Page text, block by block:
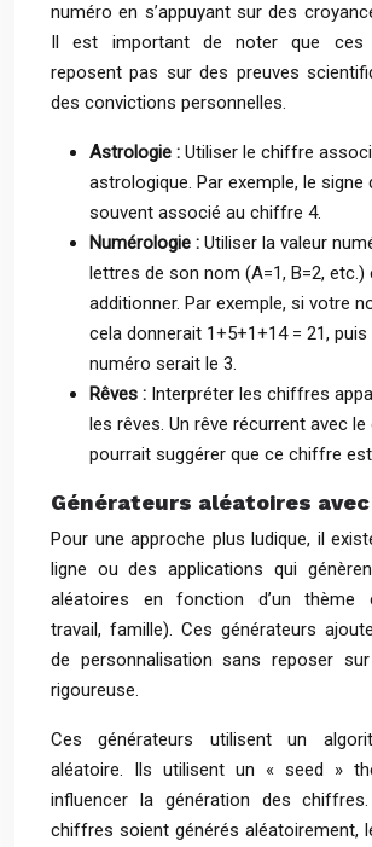
numéro en s’appuyant sur des
Il est important de noter que ces
reposent pas sur des preuves
des convictions personnelles.
Astrologie : Utiliser le chiffre
astrologique. Par exemple, le signe
souvent associé au chiffre 4.
Numérologie : Utiliser la valeur
lettres de son nom (A=1, B=2, etc.)
additionner. Par exemple, si votre
cela donnerait 1+5+1+14 = 21,
numéro serait le 3.
Rêves : Interpréter les chiffres
les rêves. Un rêve récurrent avec
pourrait suggérer que ce chiffre
Générateurs aléatoires
Pour une approche plus ludique, il
ligne ou des applications qui
aléatoires en fonction d’un thème
travail, famille). Ces générateurs
de personnalisation sans reposer
rigoureuse.
Ces générateurs utilisent un
aléatoire. Ils utilisent un « seed »
influencer la génération des
chiffres soient générés aléatoirement,